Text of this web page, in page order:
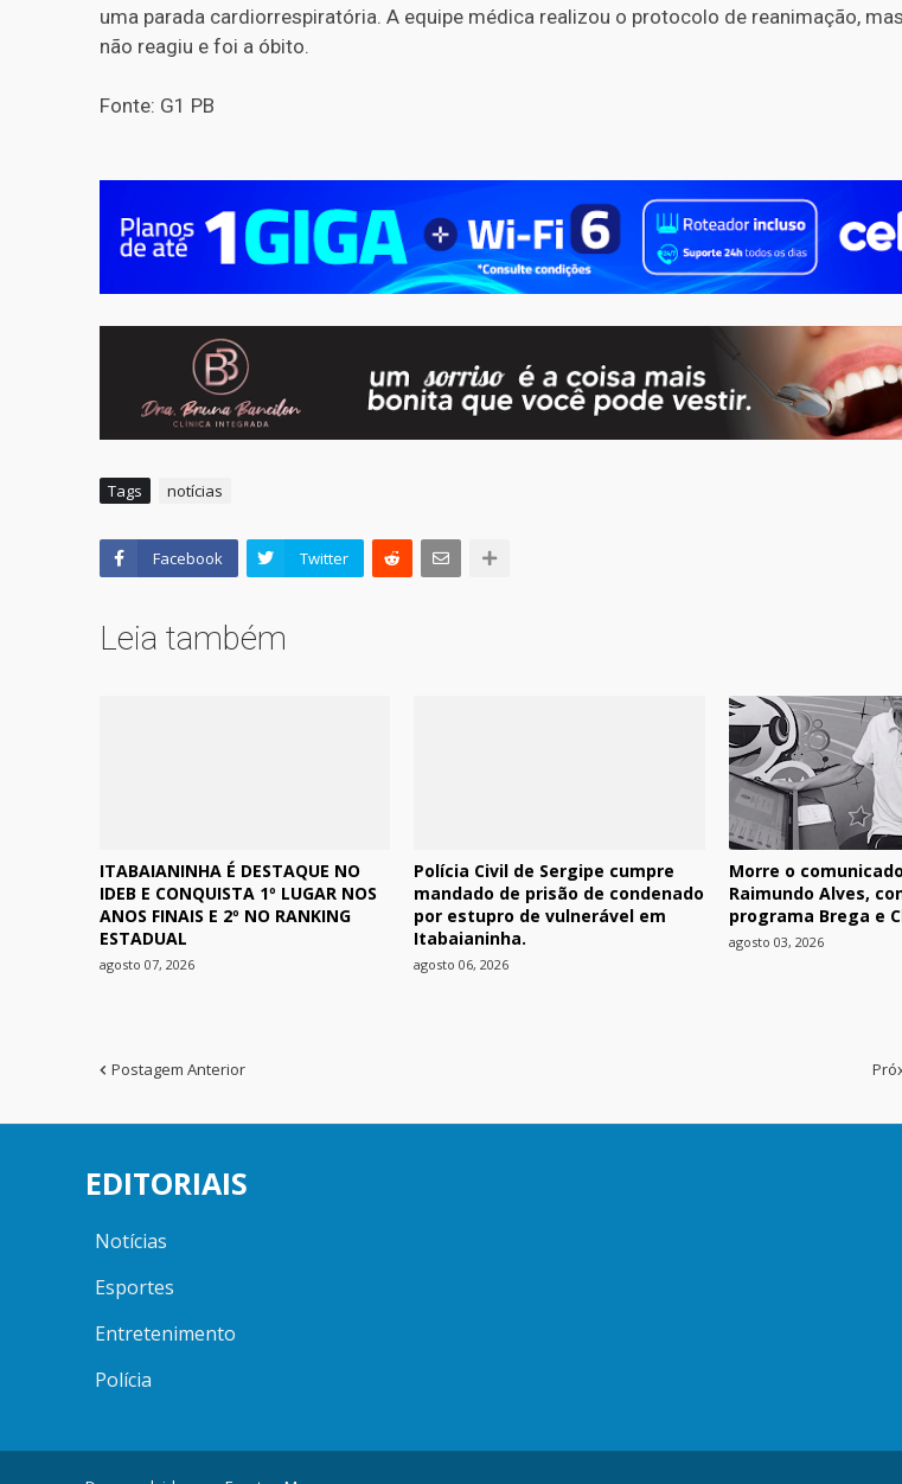
uma parada cardiorrespiratória. A equipe médica realizou o protocolo de reanimação,
não reagiu e foi a óbito.
Fonte: G1 PB
Tags notícias
Facebook Twitter
Leia também
ITABAIANINHA É DESTAQUE NO
IDEB E CONQUISTA 1º LUGAR NOS
ANOS FINAIS E 2º NO RANKING
ESTADUAL
agosto 07, 2026
Polícia Civil de Sergipe cumpre
mandado de prisão de condenado
por estupro de vulnerável em
Itabaianinha.
agosto 06, 2026
Morre o
Raimundo Alves,
programa Brega e
agosto 03, 2026
Postagem Anterior
EDITORIAIS
Notícias
Esportes
Entretenimento
Polícia